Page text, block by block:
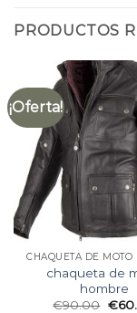
PRODUCTOS
¡Oferta!
CHAQUETA DE MOTO
chaqueta de
hombre
€90.00 €